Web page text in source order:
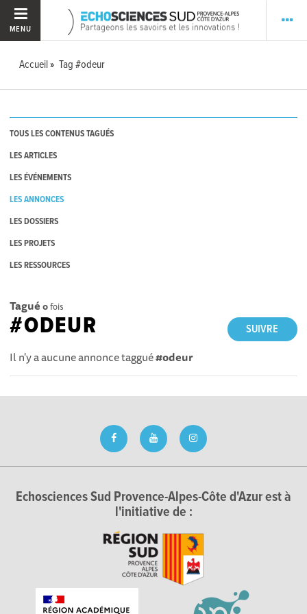
MENU
Accueil Tag #odeur
TOUS LES CONTENUS TAGUÉS
LES ARTICLES
LES ÉVÉNEMENTS
LES ANNONCES
LES DOSSIERS
LES PROJETS
LES RESSOURCES
Tagué 0fois
SUIVRE
#ODEUR
Il n'y a aucune annonce taggué#odeur
Echosciences Sud Provence-Alpes-Côte d'Azur est à
l'initiative de :